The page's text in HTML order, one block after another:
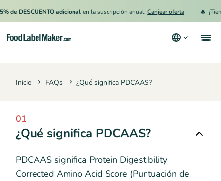
de DESCUENTO adicional en la suscripción anual. Canjear oferta 🔥
Inicio FAQs ¿Qué significa PDCAAS?
01
¿Qué significa PDCAAS?
PDCAAS significa Protein Digestibility
Corrected Amino Acid Score (Puntuación de
Contrata a un Especialista
Términos y condiciones